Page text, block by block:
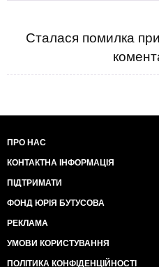
Сталася помилка
ПРО НАС
КОНТАКТНА ІНФОРМАЦІЯ
ПІДТРИМАТИ
ФОНД ЮРІЯ БУТУСОВА
РЕКЛАМА
УМОВИ КОРИСТУВАННЯ
ПОЛІТИКА КОНФІДЕНЦІЙНОСТІ